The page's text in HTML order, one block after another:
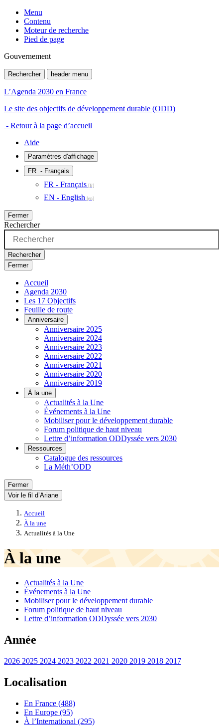
Menu
Contenu
Moteur de recherche
Pied de page
Gouvernement
Rechercher header menu
L’Agenda 2030 en France
Le site des objectifs de développement durable (ODD)
- Retour à la page d’accueil
Aide
Paramètres d'affichage
FR - Français
FR - Français
EN - English
Fermer
Rechercher
Rechercher
Fermer
Accueil
Agenda 2030
Les 17 Objectifs
Feuille de route
Anniversaire
Anniversaire 2025
Anniversaire 2024
Anniversaire 2023
Anniversaire 2022
Anniversaire 2021
Anniversaire 2020
Anniversaire 2019
À la une
Actualités à la Une
Événements à la Une
Mobiliser pour le développement durable
Forum politique de haut niveau
Lettre d’information ODDyssée vers 2030
Ressources
Catalogue des ressources
La Méth’ODD
Fermer
Voir le fil d’Ariane
Accueil
À la une
Actualités à la Une
À la une
Actualités à la Une
Événements à la Une
Mobiliser pour le développement durable
Forum politique de haut niveau
Lettre d’information ODDyssée vers 2030
Année
2026 2025 2024 2023 2022 2021 2020 2019 2018 2017
Localisation
En France (488)
En Europe (95)
À l’International (295)